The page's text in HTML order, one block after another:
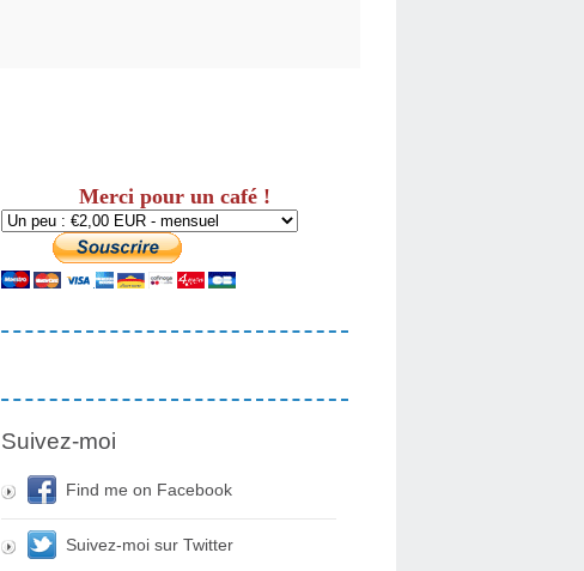
Merci pour un café !
Suivez-moi
Find me on Facebook
Suivez-moi sur Twitter